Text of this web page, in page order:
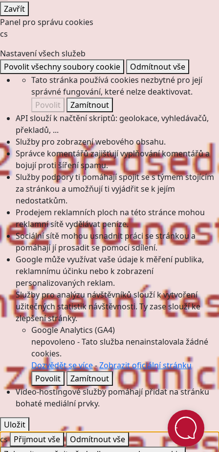
Zavřít
Panel pro správu cookies
cs
Nastavení všech služeb
Povolit všechny soubory cookie
Odmítnout vše
Tato stránka používá cookies nezbytné pro její
správné fungování, které nelze deaktivovat.
Povolit
Zamítnout
API slouží k načtění skriptů: geolokace, vyhledávačů,
překladů, ...
Služby pro zobrazení webového obsahu.
Správce komentářů zajišťují vyplňování komentářů a
bojují proti šíření spamu.
Služby podpory ti pomáhají spojit se s týmem stojícím
za stránkou a umožňují ti vyjádřit se k jejím
nedostatkům.
Prodejem reklamních ploch na této stránce mohou
reklamní sítě vydělávat peníze.
Sociální sítě mohou usnadnit práci se stránkou a
pomáhají jí prosadit se pomocí sdílení.
Google může využívat vaše údaje k měření publika,
reklamnímu účinku nebo k zobrazení
personalizovaných reklam.
Služby pro analýzu návštěvníků slouží k vytvoření
užitečných statistik návštěvnosti. Ty zase slouží ke
zlepšení stránky.
Google Analytics (GA4)
nepovoleno -Tato služba nenainstalovala žádné
cookies.
Dozvědět se více-Zobrazit oficiální stránku
Povolit
Zamítnout
Video-hostingové služby pomáhají přidat na stránku
bohaté mediální prvky.
Uložit
cs Přijmout vše
Odmítnout vše